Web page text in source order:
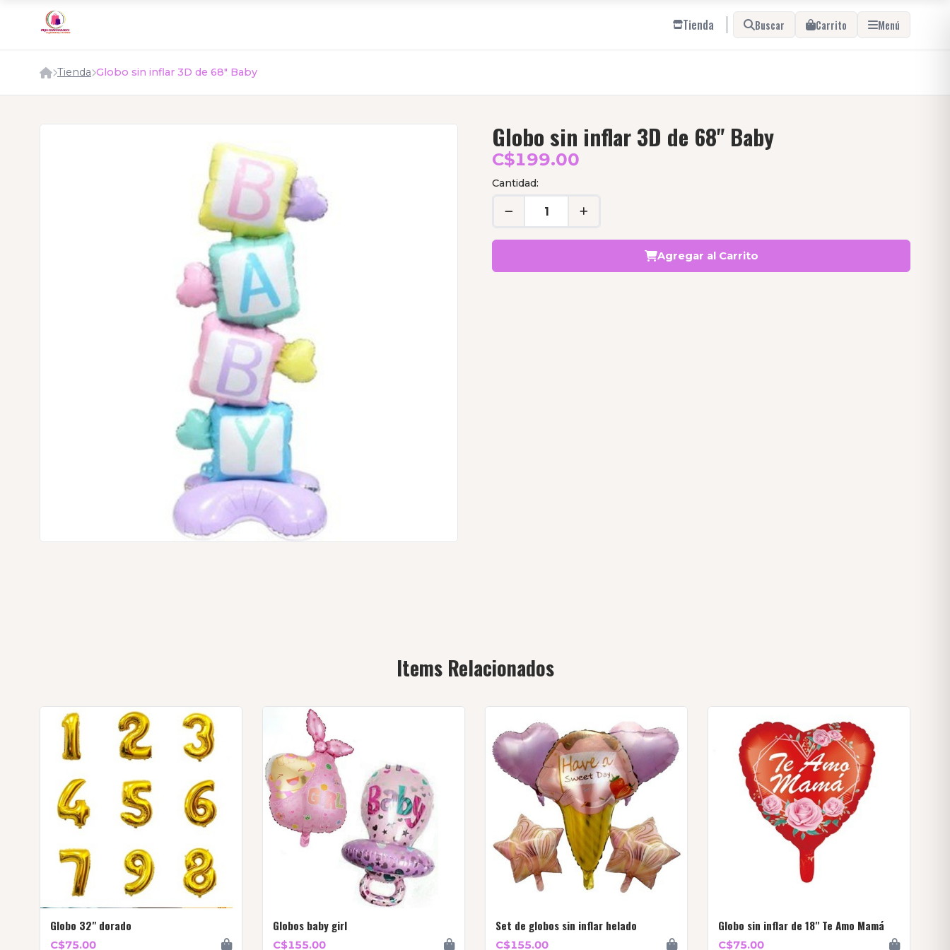
Tienda Buscar Carrito Menú
Tienda Globo sin inflar 3D de 68" Baby
Globo sin inflar 3D de 68" Baby
C$199.00
Cantidad:
Agregar al Carrito
Items Relacionados
Globo 32" dorado
C$75.00
Globos baby girl
C$155.00
Set de globos sin inflar helado
C$155.00
Globo sin inflar de 18" Te Amo Mamá
C$75.00